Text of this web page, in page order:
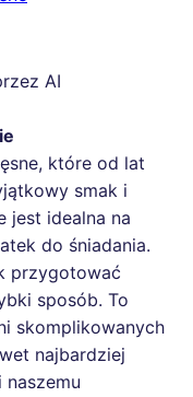
AI
które od lat
smak i
jest idealna na
do śniadania.
przygotować
sposób. To
skomplikowanych
najbardziej